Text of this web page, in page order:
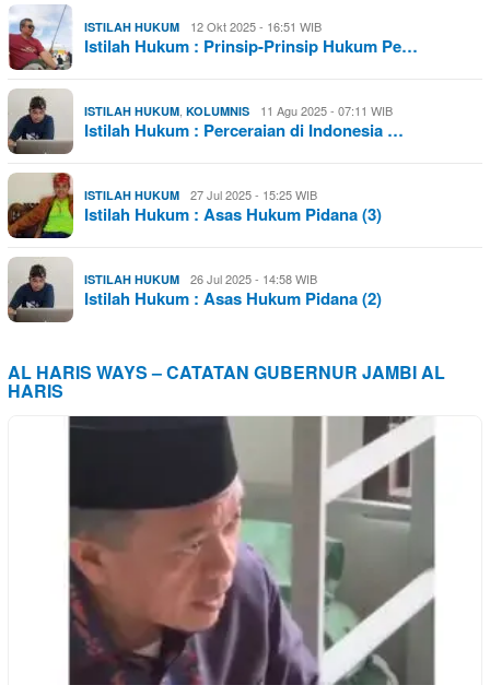
ISTILAH HUKUM 12 Okt 2025 - 16:51 WIB
Istilah Hukum : Prinsip-Prinsip Hukum Pe…
ISTILAH HUKUM, KOLUMNIS 11 Agu 2025 - 07:11 WIB
Istilah Hukum : Perceraian di Indonesia …
ISTILAH HUKUM 27 Jul 2025 - 15:25 WIB
Istilah Hukum : Asas Hukum Pidana (3)
ISTILAH HUKUM 26 Jul 2025 - 14:58 WIB
Istilah Hukum : Asas Hukum Pidana (2)
AL HARIS WAYS – CATATAN GUBERNUR JAMBI AL
HARIS